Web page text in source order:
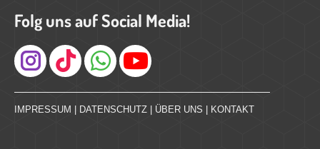
Folg uns auf Social Media!
Instagram
IMPRESSUM | DATENSCHUTZ | ÜBER UNS | KONTAKT